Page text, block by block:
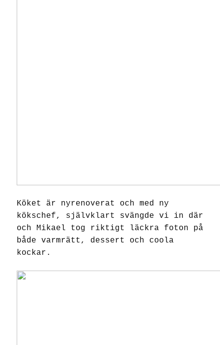
Köket är nyrenoverat och med ny
kökschef, självklart svängde vi in där
och Mikael tog riktigt läckra foton på
både varmrätt, dessert och coola
kockar.